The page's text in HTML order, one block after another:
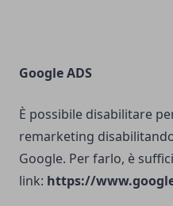
Google ADS
È possibile disabilitare
remarketing
Google. Per farlo, è
link: https://